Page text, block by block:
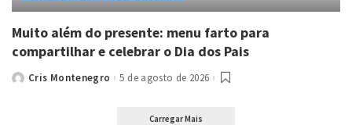
Muito além do presente: menu farto para
compartilhar e celebrar o Dia dos Pais
PostedCris Montenegro 5 de agosto de 2026
Carregar Mais